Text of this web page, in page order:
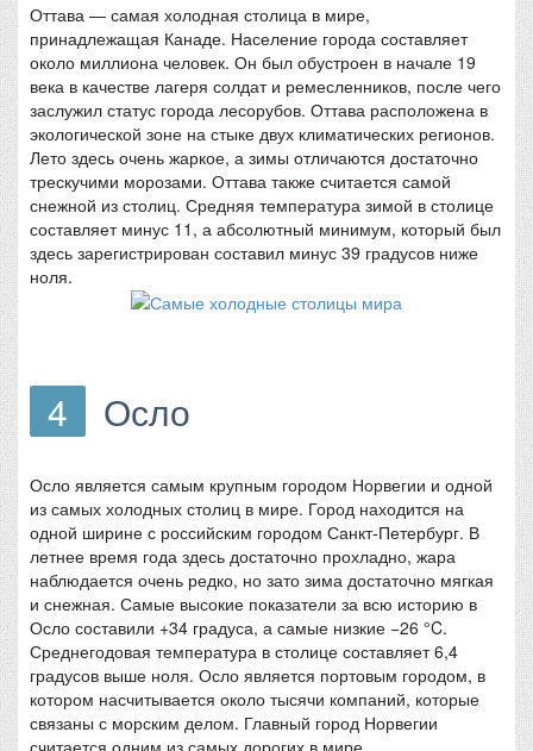
Оттава — самая холодная столица в мире,
принадлежащая Канаде. Население города составляет
около миллиона человек. Он был обустроен в начале 19
века в качестве лагеря солдат и ремесленников, после чего
заслужил статус города лесорубов. Оттава расположена в
экологической зоне на стыке двух климатических регионов.
Лето здесь очень жаркое, а зимы отличаются достаточно
трескучими морозами. Оттава также считается самой
снежной из столиц. Средняя температура зимой в столице
составляет минус 11, а абсолютный минимум, который был
здесь зарегистрирован составил минус 39 градусов ниже
ноля.
4 Осло
Осло является самым крупным городом Норвегии и одной
из самых холодных столиц в мире. Город находится на
одной ширине с российским городом Санкт-Петербург. В
летнее время года здесь достаточно прохладно, жара
наблюдается очень редко, но зато зима достаточно мягкая
и снежная. Самые высокие показатели за всю историю в
Осло составили +34 градуса, а самые низкие −26 °C.
Среднегодовая температура в столице составляет 6,4
градусов выше ноля. Осло является портовым городом, в
котором насчитывается около тысячи компаний, которые
связаны с морским делом. Главный город Норвегии